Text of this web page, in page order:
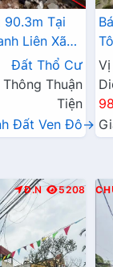
Tại
Liên Xã
Đất Thổ Cư
Thuận
Tiện
Đất Ven Đô→
Đ.N 5208